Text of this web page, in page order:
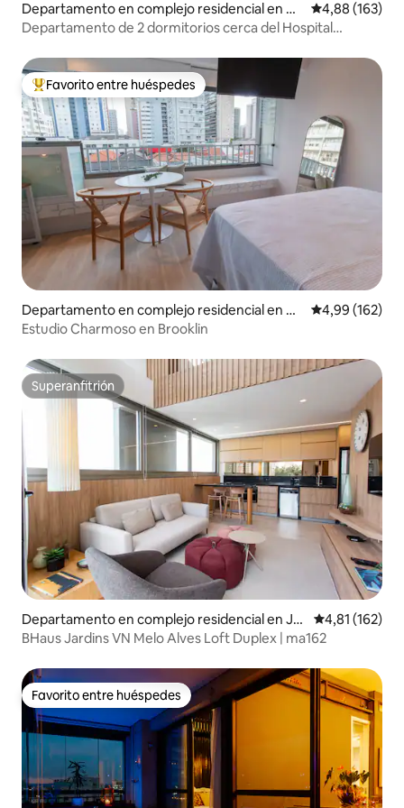
Departamento en complejo residencial en M
orumbi
Calificación
4,88 (163)
Departamento de 2 dormitorios cerca del Hospital
Favorito entre los huéspedes más destacados
Favorito entre huéspedes
Departamento en complejo residencial en Ca
mpo Belo
Calificación
4,99 (162)
Estudio Charmoso en Brooklin
Superanfitrión
Superanfitrión
Departamento en complejo residencial en Jar
dim Paulista
Calificación
4,81 (162)
BHaus Jardins VN Melo Alves Loft Duplex | ma162
Favorito entre huéspedes
Favorito entre huéspedes